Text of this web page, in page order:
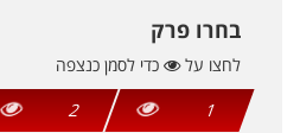
בחרו פרק
לחצו על
כדי לסמן כנצפה
1
2